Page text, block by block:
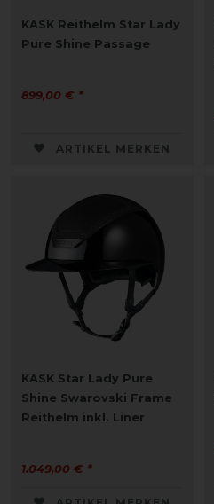
KASK Reithelm Star Lady
Pure Shine Passage
899,00 € *
ARTIKEL MERKEN
KASK Star Lady Pure
Shine Swarovski Frame
Reithelm inkl. Liner
1.049,00 € *